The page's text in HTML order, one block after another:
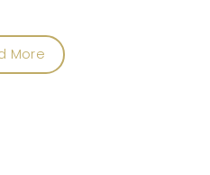
More